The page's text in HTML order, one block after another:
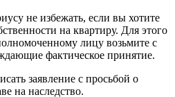
не избежать, если вы хотите
на квартиру. Для этого
лицу возьмите с
фактическое принятие.
заявление с просьбой о
на наследство.